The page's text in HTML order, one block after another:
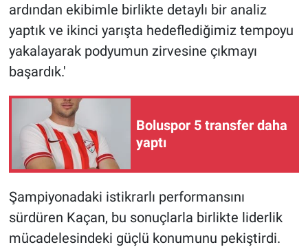
ardından ekibimle birlikte detaylı bir analiz
yaptık ve ikinci yarışta hedeflediğimiz tempoyu
yakalayarak podyumun zirvesine çıkmayı
başardık.'
Boluspor 5 transfer daha
yaptı
Şampiyonadaki istikrarlı performansını
sürdüren Kaçan, bu sonuçlarla birlikte liderlik
mücadelesindeki güçlü konumunu pekiştirdi.